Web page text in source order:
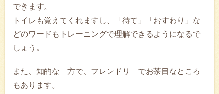
できます。
トイレも覚えてくれますし、「待て」「おすわり」な
どのワードもトレーニングで理解できるようになるで
しょう。
また、知的な一方で、フレンドリーでお茶目なところ
もあります。